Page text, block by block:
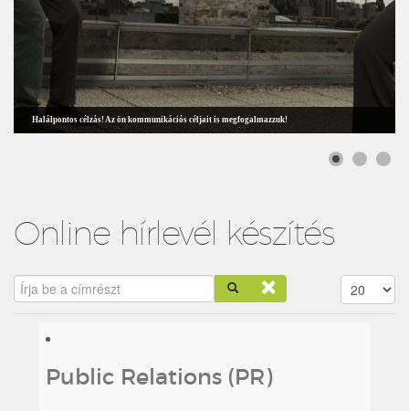
Halálpontos célzás! Az ön kommunikációs céljait is megfogalmazzuk!
Online hírlevél készítés
Írja be a címrészt Tételek #
Public Relations (PR)